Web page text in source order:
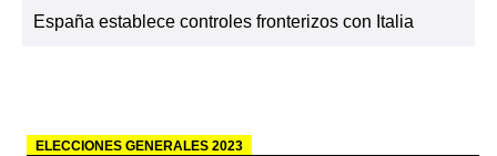
España establece controles fronterizos con Italia
ELECCIONES GENERALES 2023